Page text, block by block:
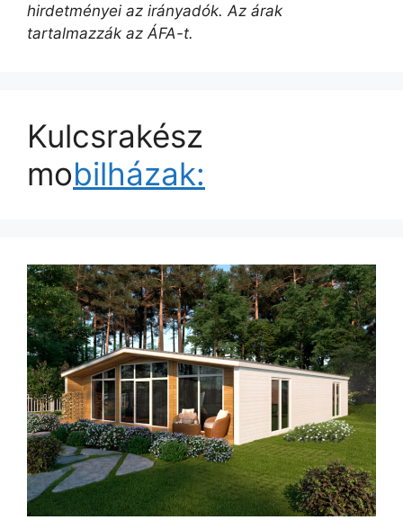
hirdetményei az irányadók. Az árak
tartalmazzák az ÁFA-t.
Kulcsrakész
mobilházak: